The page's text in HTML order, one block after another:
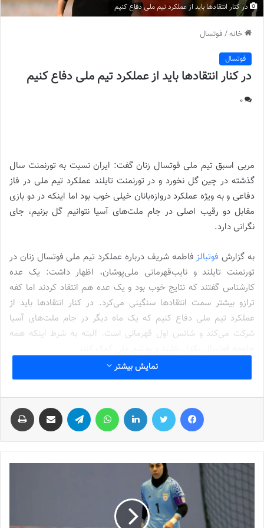
در کنار انتقادها باید از عملکرد تیم ملی دفاع کنیم
خانه/ فوتسال
فوتسال
در کنار انتقادها باید از عملکرد تیم ملی دفاع کنیم
0
مربی اسبق تیم ملی فوتسال زنان گفت: ایران نسبت به تورنمنت سال
گذشته در چین گل نخورد و در تورنمنت تایلند عملکرد تیم ملی در فاز
دفاعی و به ویژه عملکرد دروازه‌بانان خیلی خوب بود اما اینکه در دو بازی
مقابل دو رقیب اصلی در جام ملت‌های آسیا نتوانیم گل بزنیم، جای
نگرانی دارد.
به گزارش فوتبالزفاطمه شریف درباره عملکرد تیم ملی فوتسال زنان در
تورنمنت تایلند و نایب‌قهرمانی ملی‌پوشان، اظهار داشت: یک عده
کارشناس گفتند که نتایج خوب بود و یک عده هم انتقاد کردند اما کفه
ترازو بیشتر سمت انتقادها سنگینی می‌کرد. در کنار انتقادها باید از
عملکرد تیم ملی دفاع کنیم که یک ماه دیگر در جام ملت‌های آسیا
شرکت می‌کند و شانس اول قهرمانی است. البته به شرط اینکه همه
وی افزود: فوتسال ما مثل کشتی است و اگر حضور موفق در جام
ملت‌های آسیا و جام جهانی داشته باشد، همه ما منتفع می‌شویم و اگر
نتواند از عنوان قهرمانی دفاع کند، کل جامعه فوتسال متضرر خواهد
شد. باید همه از تیم ملی حمایت کنیم تا برای بار سوم قهرمان آسیا
شود. کادر فنی هم باید بدانند که اگر انتقادی از تیم ملی فوتسال زنان
می‌شود، هدف فقط کمک کردن است نه تخریب. همه ما یک خانواده
گل نزدن به تایلند و ژاپن جای نگرانی دارد
مربی اسبق تیم ملی فوتسال زنان عنوان کرد: تیم ملی فوتسال زنان در
نمایش بیشتر